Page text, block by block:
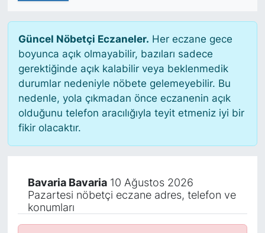
Güncel Nöbetçi Eczaneler. Her eczane gece
boyunca açık olmayabilir, bazıları sadece
gerektiğinde açık kalabilir veya beklenmedik
durumlar nedeniyle nöbete gelemeyebilir. Bu
nedenle, yola çıkmadan önce eczanenin açık
olduğunu telefon aracılığıyla teyit etmeniz iyi bir
fikir olacaktır.
Bavaria Bavaria10 Ağustos 2026
Pazartesi nöbetçi eczane adres, telefon ve
konumları